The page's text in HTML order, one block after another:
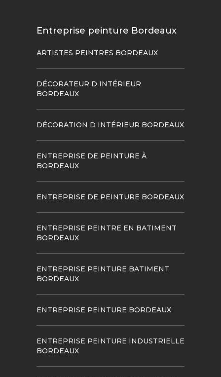
Entreprise peinture Bordeaux
ARTISTES PEINTRES BORDEAUX
DÉCORATEUR D INTÉRIEUR
BORDEAUX
DÉCORATION D INTÉRIEUR BORDEAUX
ENTREPRISE DE PEINTURE À
BORDEAUX
ENTREPRISE DE PEINTURE BORDEAUX
ENTREPRISE PEINTRE EN BATIMENT
BORDEAUX
ENTREPRISE PEINTURE BATIMENT
BORDEAUX
ENTREPRISE PEINTURE BORDEAUX
ENTREPRISE PEINTURE INDUSTRIELLE
BORDEAUX